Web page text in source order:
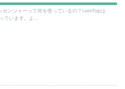
センジャーって何を使っているの？i-simTripは
ています。よ...